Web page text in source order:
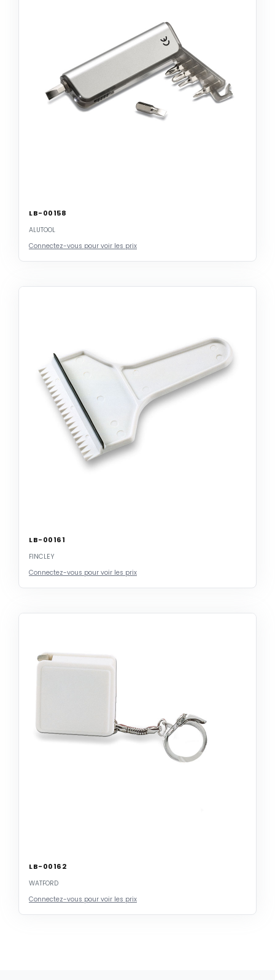
LB-00158
ALUTOOL
Connectez-vous pour voir les prix
LB-00161
FINCLEY
Connectez-vous pour voir les prix
LB-00162
WATFORD
Connectez-vous pour voir les prix